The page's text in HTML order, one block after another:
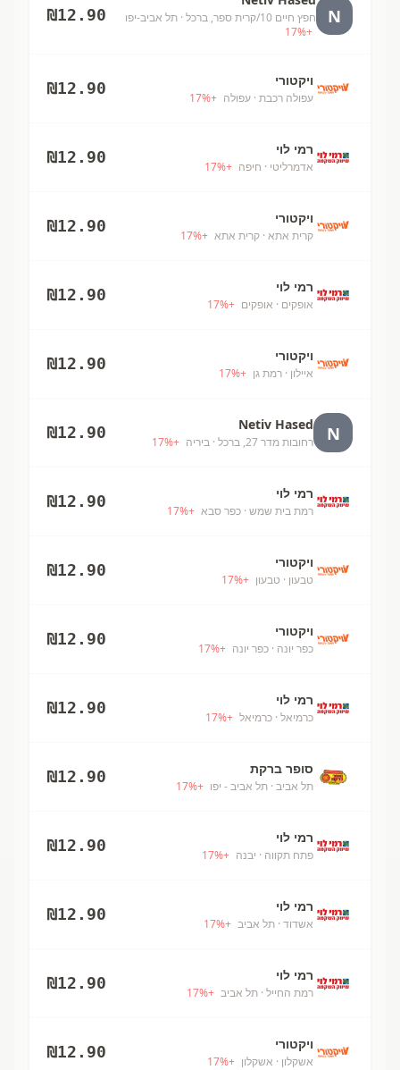
N חפץ חיים 10/קרית ספר, ברכל
· תל אביב-יפו
+
17%
₪12.90
ויקטורי
עפולה רכבת · עפולה +
17%
₪12.90
רמי לוי
אדמרליטי · חיפה +
17%
₪12.90
ויקטורי
קרית אתא · קרית אתא +
17%
₪12.90
רמי לוי
אופקים · אופקים +
17%
₪12.90
ויקטורי
איילון · רמת גן +
17%
₪12.90
N
Netiv Hased
רחובות מדר 27, ברכל · ביריה +
17%
₪12.90
רמי לוי
רמת בית שמש · כפר סבא +
17%
₪12.90
ויקטורי
טבעון · טבעון +
17%
₪12.90
ויקטורי
כפר יונה · כפר יונה +
17%
₪12.90
רמי לוי
כרמיאל · כרמיאל +
17%
₪12.90
סופר ברקת
תל אביב · תל אביב - יפו +
17%
₪12.90
רמי לוי
פתח תקווה · יבנה +
17%
₪12.90
רמי לוי
אשדוד · תל אביב +
17%
₪12.90
רמי לוי
רמת החייל · תל אביב +
17%
₪12.90
ויקטורי
אשקלון · אשקלון +
17%
₪12.90